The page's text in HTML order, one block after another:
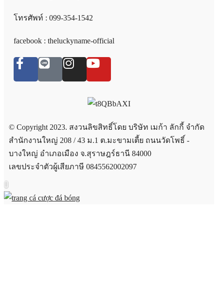
โทรศัพท์ : 099-354-1542
facebook : theluckyname-official
© Copyright 2023. สงวนลิขสิทธิ์โดย บริษัท เมก้า ลักกี้ จำกัด
สำนักงานใหญ่ 208 / 43 ม.1 ต.มะขามเตี้ย ถนนวัดโพธิ์ -
บางใหญ่ อำเภอเมือง จ.สุราษฎร์ธานี 84000
เลขประจำตัวผู้เสียภาษี 0845562002097